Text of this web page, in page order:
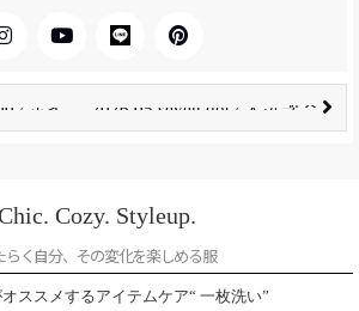
次へ
2026.05 seven dot / 人気ランキング & 在庫残り僅か
Cozy. Styleup.
らく自分、その変化を楽しめる服
オススメするアイテムケア“ 一枚洗い”